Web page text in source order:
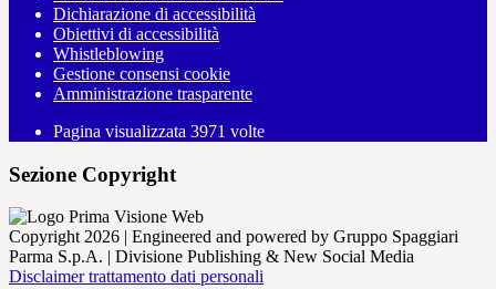
Dichiarazione di accessibilità
Obiettivi di accessibilità
Whistleblowing
Gestione consensi cookie
Amministrazione trasparente
Pagina visualizzata 3971 volte
Sezione Copyright
Copyright 2026 | Engineered and powered by Gruppo Spaggiari
Parma S.p.A. | Divisione Publishing & New Social Media
Disclaimer trattamento dati personali